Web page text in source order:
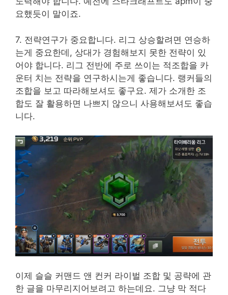
요했듯이 말이죠.
7. 전략연구가 중요합니다. 리그 상승할려면 연승하
는게 중요한데, 상대가 경험해보지 못한 전략이 있
어야 합니다. 리그 전반에 주로 쓰이는 적조합을 카
운터 치는 전략을 연구하시는게 좋습니다. 랭커들의
조합을 보고 따라해보셔도 좋구요. 제가 소개한 조
합도 잘 활용하면 나쁘지 않으니 사용해보셔도 좋습
니다.
이제 슬슬 커맨드 앤 컨커 라이벌 조합 및 공략에 관
한 글을 마무리지어보려고 하는데요. 그냥 막 적다